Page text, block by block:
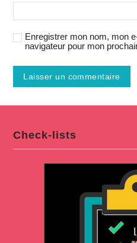
Enregistrer mon nom, mon
navigateur pour mon
Check-lists